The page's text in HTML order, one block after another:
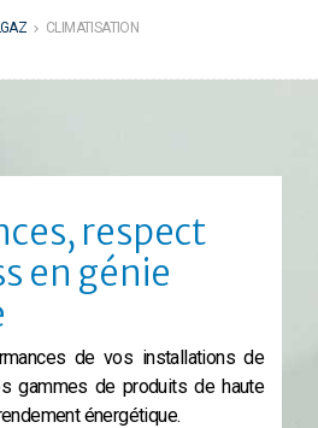
CLIMATISATION
respect
en génie
de vos installations de
gammes de produits de haute
énergétique.